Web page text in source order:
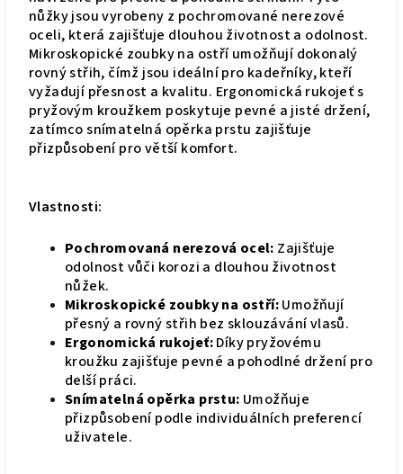
nůžky jsou vyrobeny z pochromované nerezové
oceli, která zajišťuje dlouhou životnost a odolnost.
Mikroskopické zoubky na ostří umožňují dokonalý
rovný střih, čímž jsou ideální pro kadeřníky, kteří
vyžadují přesnost a kvalitu. Ergonomická rukojeť s
pryžovým kroužkem poskytuje pevné a jisté držení,
zatímco snímatelná opěrka prstu zajišťuje
přizpůsobení pro větší komfort.
Vlastnosti:
Pochromovaná nerezová ocel: Zajišťuje
odolnost vůči korozi a dlouhou životnost
nůžek.
Mikroskopické zoubky na ostří:Umožňují
přesný a rovný střih bez sklouzávání vlasů.
Ergonomická rukojeť:Díky pryžovému
kroužku zajišťuje pevné a pohodlné držení pro
delší práci.
Snímatelná opěrka prstu: Umožňuje
přizpůsobení podle individuálních preferencí
uživatele.